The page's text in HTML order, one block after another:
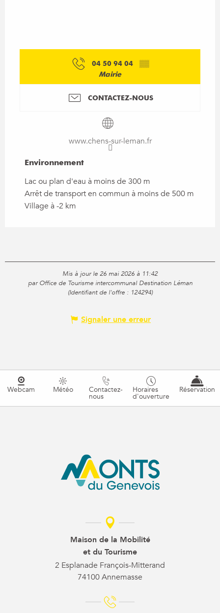
04 50 94 04 ▒▒
Mairie
CONTACTEZ-NOUS
www.chens-sur-leman.fr
Environnement
Environnement
Lac ou plan d'eau à moins de 300 m
Arrêt de transport en commun à moins de 500 m
Village à -2 km
Mis à jour le 26 mai 2026 à 11:42
par Office de Tourisme intercommunal Destination Léman
(Identifiant de l'offre : 124294)
Signaler une erreur
Webcam Météo Contactez-
nous
Horaires
d'ouverture
Réservation
Maison de la Mobilité
et du Tourisme
2 Esplanade François-Mitterand
74100 Annemasse